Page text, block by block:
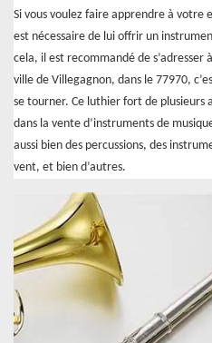
Si vous voulez faire apprendre à
est nécessaire de lui offrir un
cela, il est recommandé de s’adresser
ville de Villegagnon, dans le 77970,
se tourner. Ce luthier fort de plusieurs
dans la vente d’instruments de
aussi bien des percussions, des
vent, et bien d’autres.